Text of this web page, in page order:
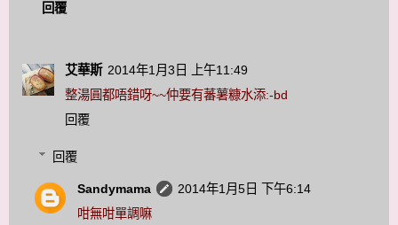
回覆
艾華斯 2014年1月3日 上午11:49
整湯圓都唔錯呀~~仲要有蕃薯糠水添:-bd
回覆
回覆
Sandymama
2014年1月5日 下午6:14
咁無咁單調嘛